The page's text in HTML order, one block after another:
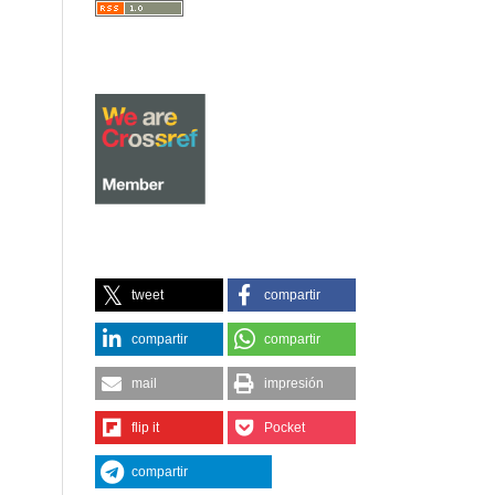
tweet compartir
compartir compartir
mail impresión
flip it Pocket
compartir